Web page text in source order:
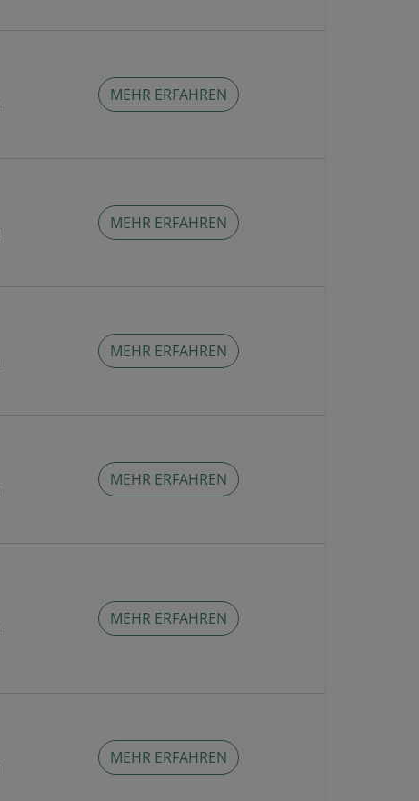
MEHR ERFAHREN
MEHR ERFAHREN
MEHR ERFAHREN
MEHR ERFAHREN
MEHR ERFAHREN
MEHR ERFAHREN